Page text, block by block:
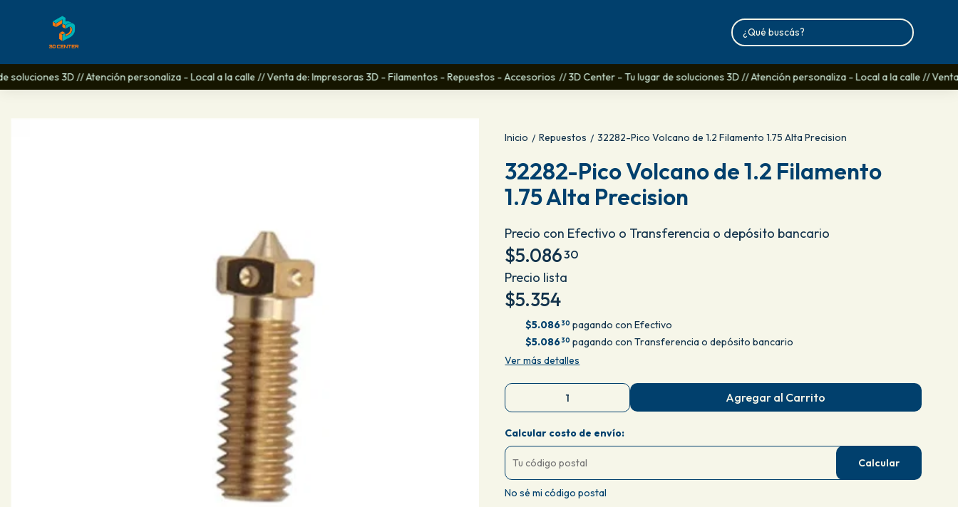
3D // Atención personaliza - Local a la calle // Venta de: Impresoras 3D - Filamentos - Repuestos - Accesorios // 3D Center - Tu lugar de soluciones 3D // Atención personaliza - Local a la calle //
Inicio / Repuestos / 32282-Pico Volcano de 1.2 Filamento 1.75 Alta Precision
32282-Pico Volcano de 1.2 Filamento
1.75 Alta Precision
Precio con Efectivo o Transferencia o depósito bancario
$5.08630
Precio lista
$5.354
$5.08630 pagando con Efectivo
$5.08630 pagando con Transferencia o depósito bancario
Ver más detalles
Agregar al Carrito
Calcular costo de envío:
Calcular
No sé mi código postal